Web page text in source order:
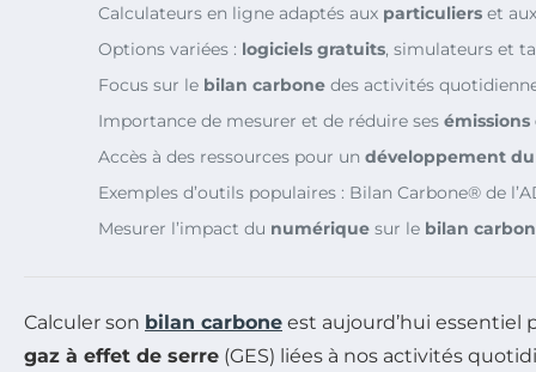
Calculateurs en ligne adaptés aux particuliers et
Options variées : logiciels gratuits, simulateurs et
Focus sur le bilan carbone des activités
Importance de mesurer et de réduire ses émissions
Accès à des ressources pour un développement
Exemples d’outils populaires : Bilan Carbone® de
Mesurer l’impact du numérique sur le bilan
Calculer son bilan carbone est aujourd’hui
gaz à effet de serre (GES) liées à nos activités